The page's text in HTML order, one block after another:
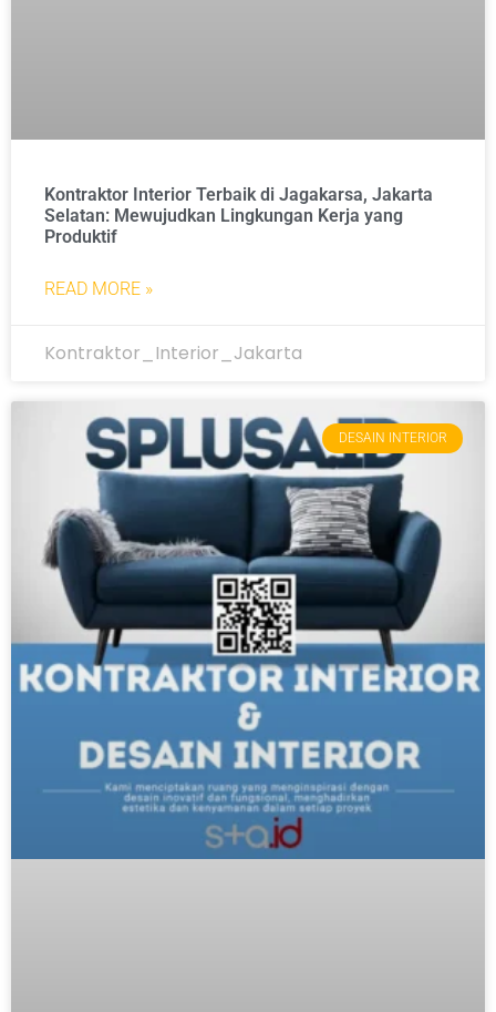
Kontraktor Interior Terbaik di Jagakarsa, Jakarta
Selatan: Mewujudkan Lingkungan Kerja yang
Produktif
READ MORE »
Kontraktor_Interior_Jakarta
DESAIN INTERIOR